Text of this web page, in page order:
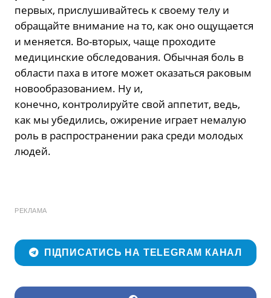
первых, прислушивайтесь к своему телу и
обращайте внимание на то, как оно ощущается
и меняется. Во-вторых, чаще проходите
медицинские обследования. Обычная боль в
области паха в итоге может оказаться раковым
новообразованием. Ну и,
конечно, контролируйте свой аппетит, ведь,
как мы убедились, ожирение играет немалую
роль в распространении рака среди молодых
людей.
РЕКЛАМА
ПІДПИСАТИСЬ НА TELEGRAM КАНАЛ